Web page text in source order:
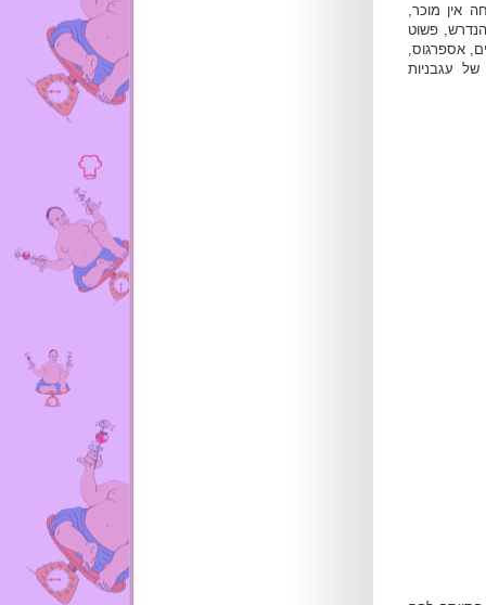
אין מוכר,
פשוט
אספרגוס,
עגבניות